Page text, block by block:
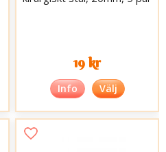
19 kr
Info Välj